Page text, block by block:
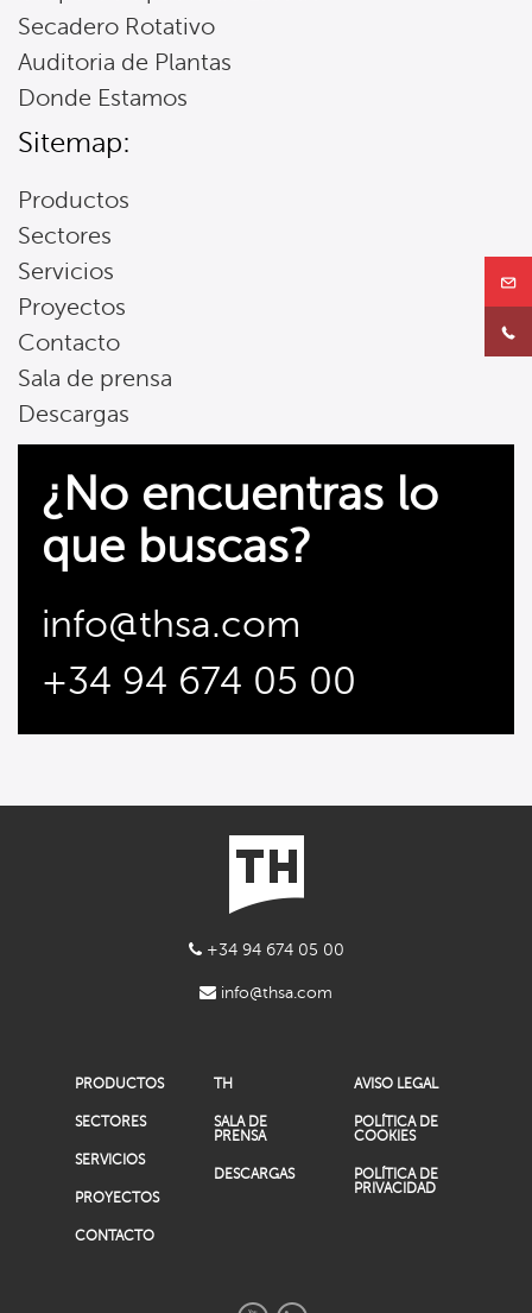
Secadero Rotativo
Auditoria de Plantas
Donde Estamos
Sitemap:
Productos
Sectores
Servicios
Proyectos
Contacto
Sala de prensa
Descargas
¿No encuentras lo
que buscas?
info@thsa.com
+34 94 674 05 00
+34 94 674 05 00
info@thsa.com
PRODUCTOS
SECTORES
SERVICIOS
PROYECTOS
CONTACTO
TH
SALA DE
PRENSA
DESCARGAS
AVISO LEGAL
POLÍTICA DE
COOKIES
POLÍTICA DE
PRIVACIDAD